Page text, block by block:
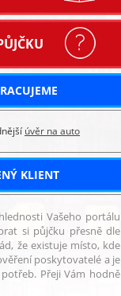
úvěr na auto
KLIENT
Vašeho portálu
si půjčku přesně dle
že existuje místo, kde
poskytovatelé a je
Přeji Vám hodně